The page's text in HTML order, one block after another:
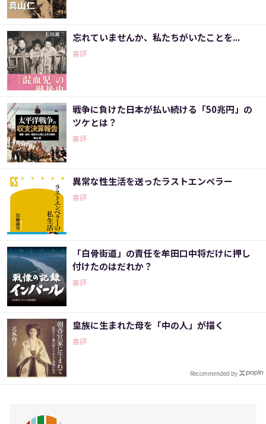
忘れていませんか、私たちがいたことを...
書評
戦争に負けた日本が払い続ける「50兆円」の
ツケとは？
書評
異常な性生活を送ったラストエンペラー
書評
「白骨街道」の責任を牟田口中将だけに押し
付けたのはだれか？
書評
皇族に生まれた母を「中の人」が描く
書評
Recommended by